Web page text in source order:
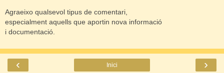
Agraeixo qualsevol tipus de comentari,
especialment aquells que aportin nova informació
i documentació.
‹ ›
Inici